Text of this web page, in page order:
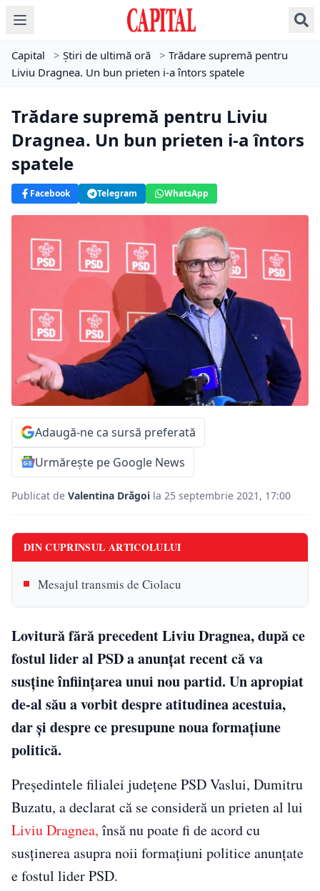
Capital > Știri de ultimă oră > Trădare supremă pentru
Liviu Dragnea. Un bun prieten i-a întors spatele
Trădare supremă pentru Liviu
Dragnea. Un bun prieten i-a întors
spatele
Facebook Telegram WhatsApp
Adaugă-ne ca sursă preferată
Urmărește pe Google News
Publicat de Valentina Drăgoi la 25 septembrie 2021, 17:00
DIN CUPRINSUL ARTICOLULUI
Mesajul transmis de Ciolacu
Lovitură fără precedent Liviu Dragnea, după ce
fostul lider al PSD a anunțat recent că va
susține înființarea unui nou partid. Un apropiat
de-al său a vorbit despre atitudinea acestuia,
dar și despre ce presupune noua formațiune
politică.
Preşedintele filialei judeţene PSD Vaslui, Dumitru
Buzatu, a declarat că se consideră un prieten al lui
Liviu Dragnea,însă nu poate fi de acord cu
susținerea asupra noii formațiuni politice anunțate
e fostul lider PSD.